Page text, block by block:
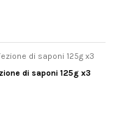
di saponi 125g x3